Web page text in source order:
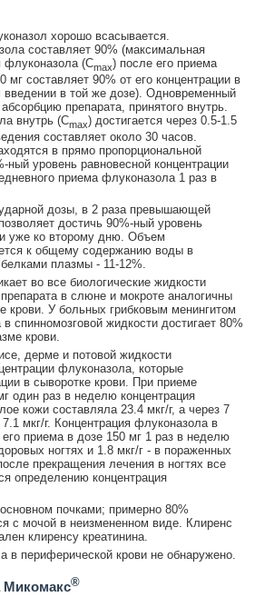
хорошо всасывается.
составляет 90% (максимальная
флуконазола (Cmax) после его приема
мг составляет 90% от его концентрации в
введении в той же дозе). Одновременный
препарата, принятого внутрь.
внутрь (Cmax) достигается через 0.5-1.5
составляет около 30 часов.
в прямо пропорциональной
ный уровень равновесной концентрации
приема флуконазола 1 раз в
дозы, в 2 раза превышающей
достичь 90%-ный уровень
уже ко второму дню. Объем
к общему содержанию воды в
плазмы - 11-12%.
во все биологические жидкости
в слюне и мокроте аналогичны
крови. У больных грибковым менингитом
спинномозговой жидкости достигает 80%
крови.
дерме и потовой жидкости
флуконазола, которые
в сыворотке крови. При приеме
один раз в неделю концентрация
кожи составляла 23.4 мкг/г, а через 7
мкг/г. Концентрация флуконазола в
приема в дозе 150 мг 1 раз в неделю
ногтях и 1.8 мкг/г - в пораженных
прекращения лечения в ногтях все
определению концентрация
почками; примерно 80%
с мочой в неизмененном виде. Клиренс
клиренсу креатинина.
в периферической крови не обнаружено.
Микомакс®